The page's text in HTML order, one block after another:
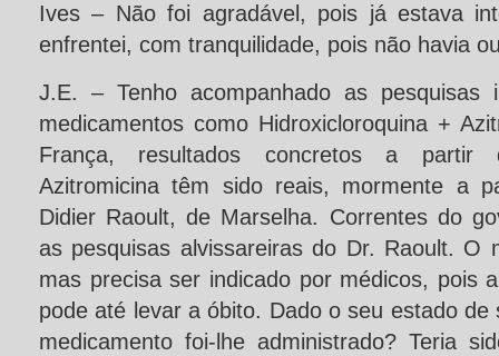
Ives – Não foi agradável, pois já estava
enfrentei, com tranquilidade, pois não havia
J.E. – Tenho acompanhado as pesquisas
medicamentos como Hidroxicloroquina +
França, resultados concretos a partir
Azitromicina têm sido reais, mormente a
Didier Raoult, de Marselha. Correntes do
as pesquisas alvissareiras do Dr. Raoult. O
mas precisa ser indicado por médicos, pois
pode até levar a óbito. Dado o seu estado de
medicamento foi-lhe administrado? Teria